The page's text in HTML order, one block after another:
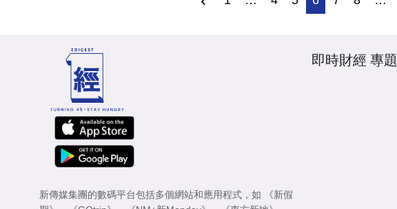
新傳媒集團的數碼平台包括多個網站和應用程式，如
《新假
即時財經 專題